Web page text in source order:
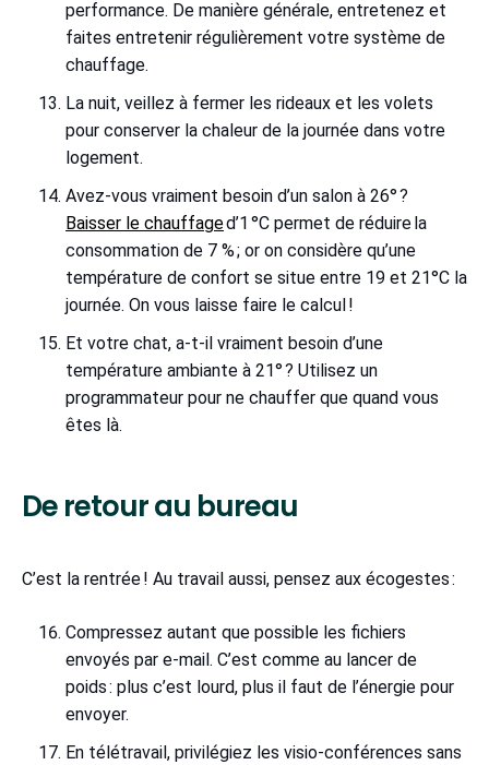
performance. De manière générale, entretenez et
faites entretenir régulièrement votre système de
chauffage.
La nuit, veillez à fermer les rideaux et les volets
pour conserver la chaleur de la journée dans votre
logement.
Avez-vous vraiment besoin d’un salon à 26° ?
Baisser le chauffaged’1 °C permet de réduire la
consommation de 7 % ; or on considère qu’une
température de confort se situe entre 19 et 21°C la
journée. On vous laisse faire le calcul !
Et votre chat, a-t-il vraiment besoin d’une
température ambiante à 21° ? Utilisez un
programmateur pour ne chauffer que quand vous
êtes là.
De retour au bureau
C’est la rentrée ! Au travail aussi, pensez aux écogestes :
Compressez autant que possible les fichiers
envoyés par e-mail. C’est comme au lancer de
poids : plus c’est lourd, plus il faut de l’énergie pour
envoyer.
En télétravail, privilégiez les visio-conférences sans